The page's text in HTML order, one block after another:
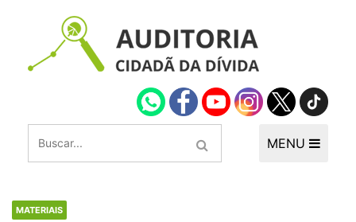
MENU
MATERIAIS